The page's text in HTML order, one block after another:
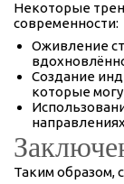
Некоторые
современности:
Оживление
Создание
которые
Таким образом,